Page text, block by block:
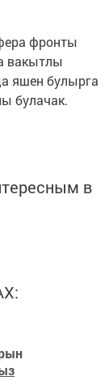
фронты
вакытлы
яшен булырга
булачак.
в